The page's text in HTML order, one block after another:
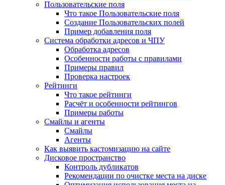
Пользовательские поля
Что такое Пользовательские поля
Создание Пользовательских полей
Пример добавления поля
Система обработки адресов и ЧПУ
Обработка адресов
Особенности работы с правилами
Примеры правил
Проверка настроек
Рейтинги
Что такое рейтинги
Расчёт и особенности рейтингов
Примеры работы
Смайлы и агенты
Смайлы
Агенты
Как выявить кастомизацию на сайте
Дисковое пространство
Контроль дубликатов
Рекомендации по очистке места на диске